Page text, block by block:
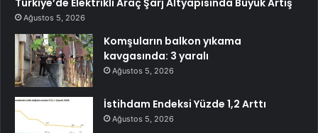
Ağustos 5, 2026
Komşuların balkon yıkama
kavgasında: 3 yaralı
Ağustos 5, 2026
İstihdam Endeksi Yüzde 1,2 Arttı
Ağustos 5, 2026